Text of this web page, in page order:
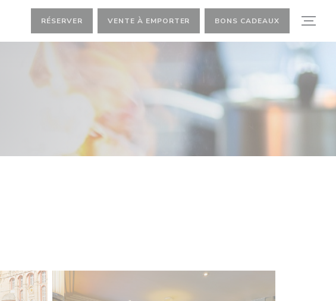
RÉSERVER VENTE À EMPORTER BONS CADEAUX